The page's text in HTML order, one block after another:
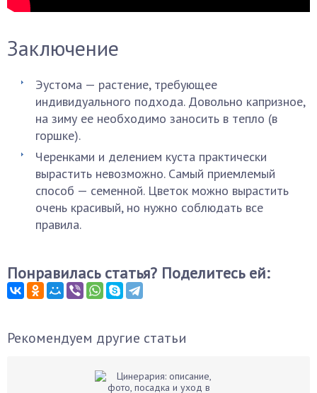
Заключение
Эустома — растение, требующее
индивидуального подхода. Довольно капризное,
на зиму ее необходимо заносить в тепло (в
горшке).
Черенками и делением куста практически
вырастить невозможно. Самый приемлемый
способ — семенной. Цветок можно вырастить
очень красивый, но нужно соблюдать все
правила.
Понравилась статья? Поделитесь ей:
Рекомендуем другие статьи